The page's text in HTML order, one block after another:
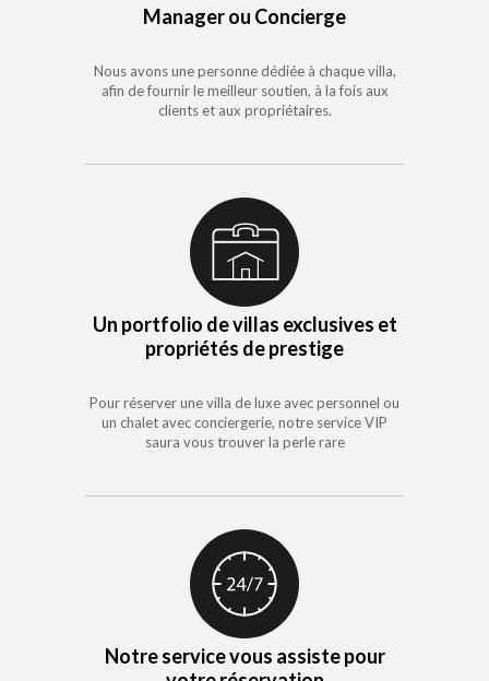
Manager ou Concierge
Nous avons une personne dédiée à chaque villa,
afin de fournir le meilleur soutien, à la fois aux
clients et aux propriétaires.
Un portfolio de villas exclusives et
propriétés de prestige
Pour réserver une villa de luxe avec personnel ou
un chalet avec conciergerie, notre service VIP
saura vous trouver la perle rare
Notre service vous assiste pour